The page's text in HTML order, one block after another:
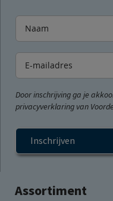
Assortiment
Door inschrijving ga je
privacyverklaring van
Inschrijven